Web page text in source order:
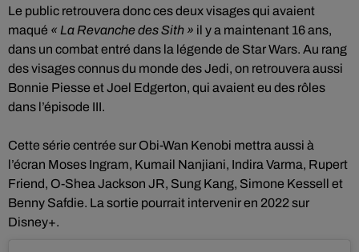
Le public retrouvera donc ces deux visages qui avaient
maqué « La Revanche des Sith » il y a maintenant 16 ans,
dans un combat entré dans la légende de Star Wars. Au rang
des visages connus du monde des Jedi, on retrouvera aussi
Bonnie Piesse et Joel Edgerton, qui avaient eu des rôles
dans l’épisode III.
Cette série centrée sur Obi-Wan Kenobi mettra aussi à
l’écran Moses Ingram, Kumail Nanjiani, Indira Varma, Rupert
Friend, O-Shea Jackson JR, Sung Kang, Simone Kessell et
Benny Safdie. La sortie pourrait intervenir en 2022 sur
Disney+.